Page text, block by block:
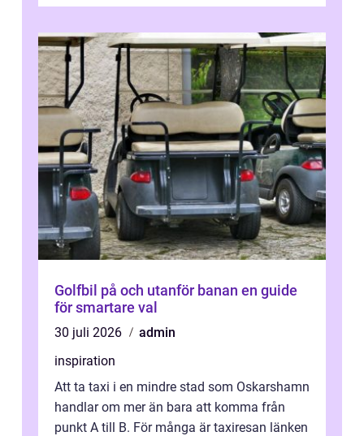
Golfbil på och utanför banan en guide
för smartare val
30 juli 2026
admin
inspiration
Att ta taxi i en mindre stad som Oskarshamn
handlar om mer än bara att komma från
punkt A till B. För många är taxiresan länken